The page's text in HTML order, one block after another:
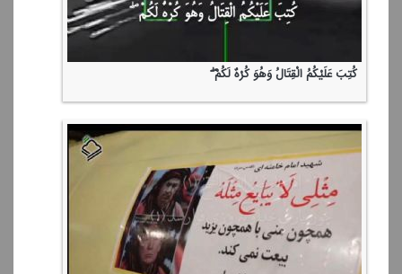
كُتِبَ عَلَیْكُمُ الْقِتَالُ وَهُوَ كُرْهٌ لَكُمْ ۖ